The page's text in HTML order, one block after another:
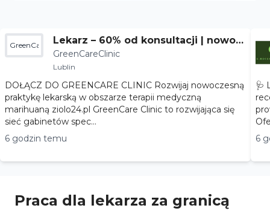
GreenCareClinicLekarz – 60% od konsultacji | nowoc
zesna terapia
GreenCareClinic
Lublin
DOŁĄCZ DO GREENCARE CLINIC Rozwijaj nowoczesną
praktykę lekarską w obszarze terapii medyczną
marihuaną ziolo24.pl GreenCare Clinic to rozwijająca się
sieć gabinetów spec...
6 godzin temu
🩺
6
Praca dla lekarza za granicą